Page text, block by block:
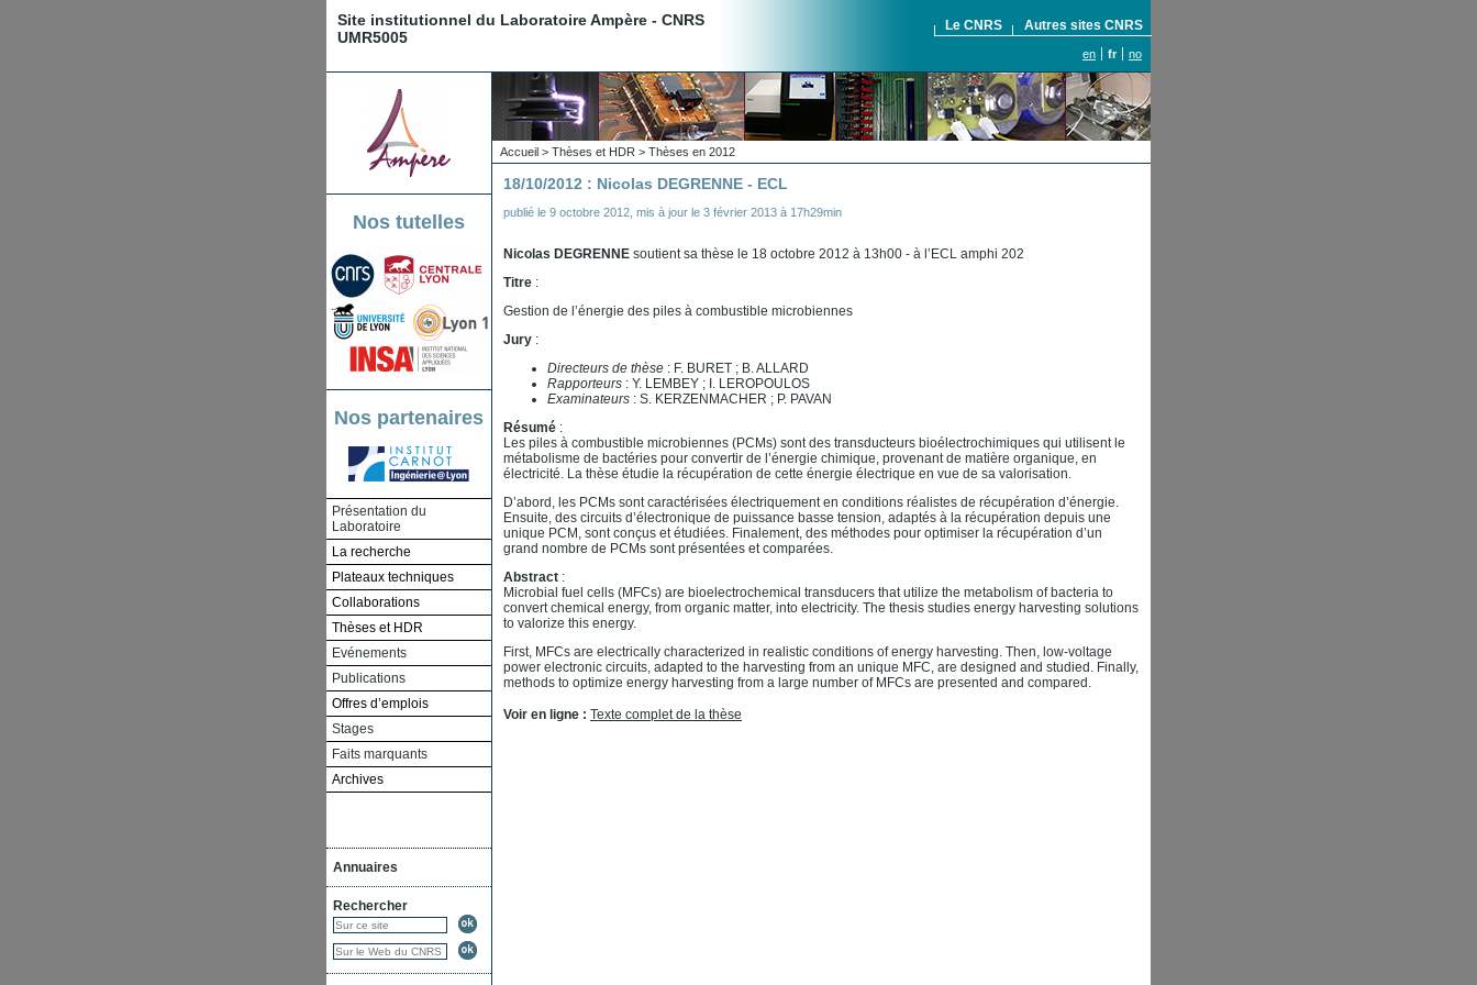
Site institutionnel du Laboratoire Ampère - CNRS
UMR5005
Le CNRS Autres sites CNRS
en fr no
Nos tutelles
Nos partenaires
Présentation du
Laboratoire
La recherche
Plateaux techniques
Collaborations
Thèses et HDR
Evénements
Publications
Offres d’emplois
Stages
Faits marquants
Archives
Annuaires
Rechercher
Accueil > Thèses et HDR > Thèses en 2012
18/10/2012 : Nicolas DEGRENNE - ECL
publié le 9 octobre 2012 mis à jour le 3 février 2013 à 17h29min
Nicolas DEGRENNE soutient sa thèse le 18 octobre 2012 à 13h00 - à l’ECL amphi 202
Titre :
Gestion de l’énergie des piles à combustible microbiennes
Jury :
Directeurs de thèse : F. BURET ; B. ALLARD
Rapporteurs : Y. LEMBEY ; I. LEROPOULOS
Examinateurs : S. KERZENMACHER ; P. PAVAN
Résumé :
Les piles à combustible microbiennes (PCMs) sont des transducteurs bioélectrochimiques qui utilisent le
métabolisme de bactéries pour convertir de l’énergie chimique, provenant de matière organique, en
électricité. La thèse étudie la récupération de cette énergie électrique en vue de sa valorisation.
D’abord, les PCMs sont caractérisées électriquement en conditions réalistes de récupération d’énergie.
Ensuite, des circuits d’électronique de puissance basse tension, adaptés à la récupération depuis une
unique PCM, sont conçus et étudiées. Finalement, des méthodes pour optimiser la récupération d’un
grand nombre de PCMs sont présentées et comparées.
Abstract :
Microbial fuel cells (MFCs) are bioelectrochemical transducers that utilize the metabolism of bacteria to
convert chemical energy, from organic matter, into electricity. The thesis studies energy harvesting solutions
to valorize this energy.
First, MFCs are electrically characterized in realistic conditions of energy harvesting. Then, low-voltage
power electronic circuits, adapted to the harvesting from an unique MFC, are designed and studied. Finally,
methods to optimize energy harvesting from a large number of MFCs are presented and compared.
Voir en ligne : Texte complet de la thèse